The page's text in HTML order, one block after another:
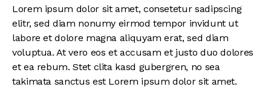
Lorem ipsum dolor sit amet, consetetur sadipscing
elitr, sed diam nonumy eirmod tempor invidunt ut
labore et dolore magna aliquyam erat, sed diam
voluptua. At vero eos et accusam et justo duo dolores
et ea rebum. Stet clita kasd gubergren, no sea
takimata sanctus est Lorem ipsum dolor sit amet.